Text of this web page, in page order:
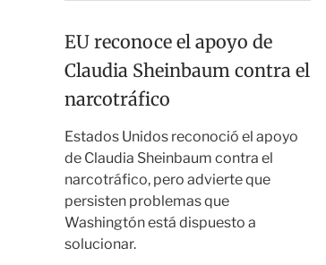
EU reconoce el apoyo de
Claudia Sheinbaum contra el
narcotráfico
Estados Unidos reconoció el apoyo
de Claudia Sheinbaum contra el
narcotráfico, pero advierte que
persisten problemas que
Washingtón está dispuesto a
solucionar.